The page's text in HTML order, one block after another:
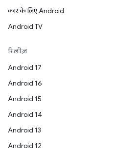
कार के लिए Android
Android TV
रिलीज़
Android 17
Android 16
Android 15
Android 14
Android 13
Android 12